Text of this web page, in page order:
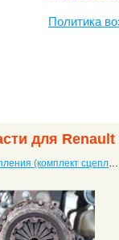
Политика
для
Диск сцепления (комплект сцепления) Kangoo Passenger